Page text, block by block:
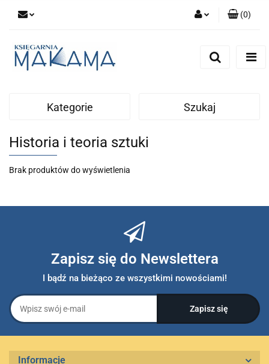
(0)
Kategorie Szukaj
Historia i teoria sztuki
Brak produktów do wyświetlenia
Zapisz się do Newslettera
I bądź na bieżąco ze wszystkimi nowościami!
Informacje